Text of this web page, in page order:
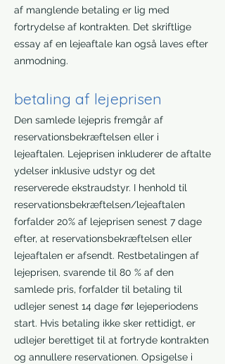
af manglende betaling er lig med
fortrydelse af kontrakten. Det skriftlige
essay af en lejeaftale kan også laves efter
anmodning.
betaling af lejeprisen
Den samlede lejepris fremgår af
reservationsbekræftelsen eller i
lejeaftalen. Lejeprisen inkluderer de aftalte
ydelser inklusive udstyr og det
reserverede ekstraudstyr. I henhold til
reservationsbekræftelsen/lejeaftalen
forfalder 20% af lejeprisen senest 7 dage
efter, at reservationsbekræftelsen eller
lejeaftalen er afsendt. Restbetalingen af
lejeprisen, svarende til 80 % af den
samlede pris, forfalder til betaling til
udlejer senest 14 dage før lejeperiodens
start. Hvis betaling ikke sker rettidigt, er
udlejer berettiget til at fortryde kontrakten
og annullere reservationen. Opsigelse i